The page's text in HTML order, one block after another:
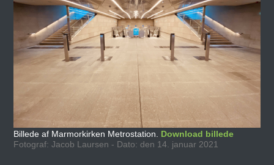
Billede af Marmorkirken Metrostation. Download billede
Fotograf: Jacob Laursen - Dato: den 14. januar 2021